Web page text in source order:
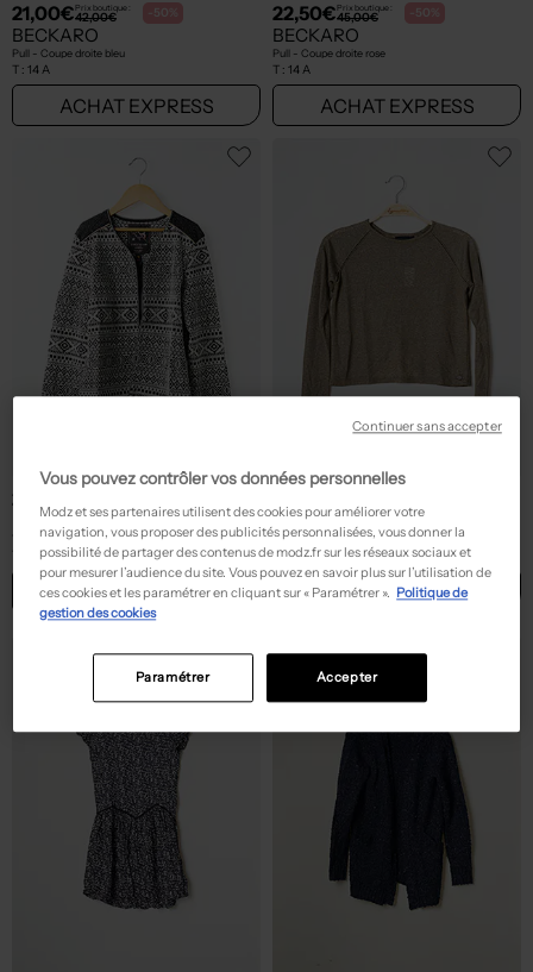
21,00€Prix boutique :
42,00€ -50%
BECKARO
Pull - Coupe droite bleu
T : 14 A
ACHAT EXPRESS
22,50€Prix boutique :
45,00€ -50%
BECKARO
Pull - Coupe droite rose
T : 14 A
ACHAT EXPRESS
27,50€
BECKARO
Veste casual - Coupe droite noir
14 A
ACHAT EXPRESS
BECKARO
Pull kaki
T :10 A
ACHAT EXPRESS
Vous pouvez contrôler vos données personnelles
Modz et ses partenaires utilisent des cookies pour améliorer votre
navigation, vous proposer des publicités personnalisées, vous donner la
possibilité de partager des contenus de modz.fr sur les réseaux sociaux et
pour mesurer l’audience du site. Vous pouvez en savoir plus sur l’utilisation de
ces cookies et les paramétrer en cliquant sur « Paramétrer ». Politique de
gestion des cookies
Accepter
Paramétrer
Continuer sans accepter